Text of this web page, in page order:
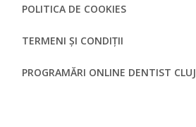
POLITICA DE COOKIES
TERMENI ȘI CONDIȚII
PROGRAMĂRI ONLINE DENTIST CLUJ